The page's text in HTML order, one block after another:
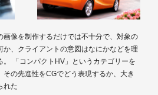
画像を制作するだけでは不十分で、対象の
、クライアントの意図はなにかなどを理
「コンパクトHV」というカテゴリーを
の先進性をCGでどう表現するか、大き
れた